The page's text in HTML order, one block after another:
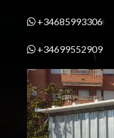
+34685993306
+34699552909